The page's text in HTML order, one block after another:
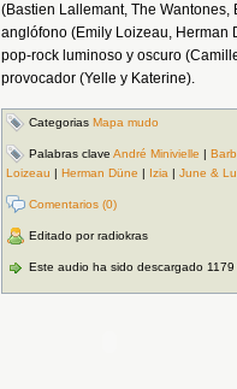
(Bastien Lallemant, The
anglófono (Emily Loizeau, Herman
pop-rock luminoso y oscuro
provocador (Yelle y Katerine).
Categorias Mapa mudo
Palabras clave André Minivielle |
Loizeau | Herman Düne | Izia | June &
Comentarios (0)
Editado por radiokras
Este audio ha sido descargado 1179